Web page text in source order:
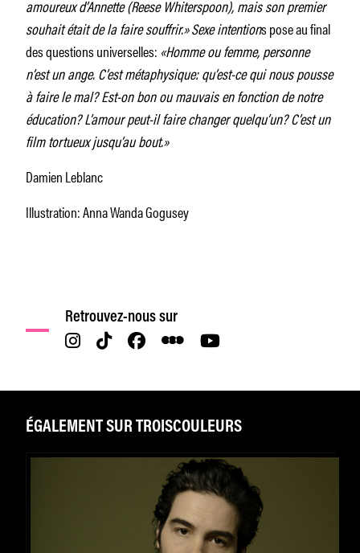
amoureux d’Annette (Reese Whiterspoon), mais son premier
souhait était de la faire souffrir.»Sexe intentions pose au final
des questions universelles: «Homme ou femme, personne
n’est un ange. C’est métaphysique: qu’est-ce qui nous pousse
à faire le mal? Est-on bon ou mauvais en fonction de notre
éducation? L’amour peut-il faire changer quelqu’un? C’est un
film tortueux jusqu’au bout.»
Damien Leblanc
Illustration: Anna Wanda Gogusey
Retrouvez-nous sur
ÉGALEMENT SUR TROISCOULEURS